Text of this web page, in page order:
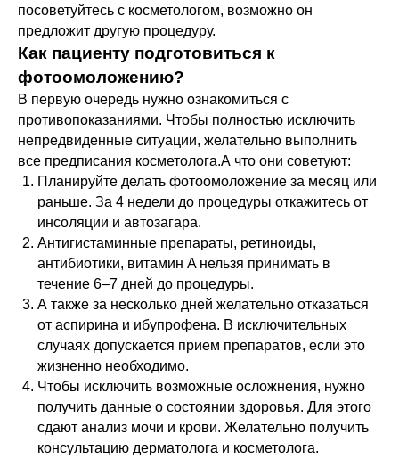
посоветуйтесь с косметологом, возможно он
предложит другую процедуру.
Как пациенту подготовиться к
фотоомоложению?
В первую очередь нужно ознакомиться с
противопоказаниями. Чтобы полностью исключить
непредвиденные ситуации, желательно выполнить
все предписания косметолога.А что они советуют:
Планируйте делать фотоомоложение за месяц или
раньше. За 4 недели до процедуры откажитесь от
инсоляции и автозагара.
Антигистаминные препараты, ретиноиды,
антибиотики, витамин A нельзя принимать в
течение 6–7 дней до процедуры.
А также за несколько дней желательно отказаться
от аспирина и ибупрофена. В исключительных
случаях допускается прием препаратов, если это
жизненно необходимо.
Чтобы исключить возможные осложнения, нужно
получить данные о состоянии здоровья. Для этого
сдают анализ мочи и крови. Желательно получить
консультацию дерматолога и косметолога.